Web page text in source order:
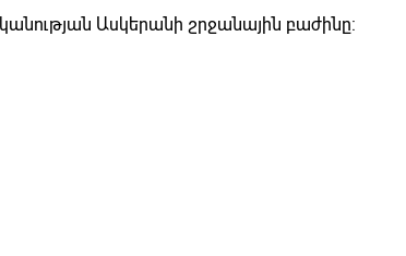
Ասկերանի շրջանային բաժինը: